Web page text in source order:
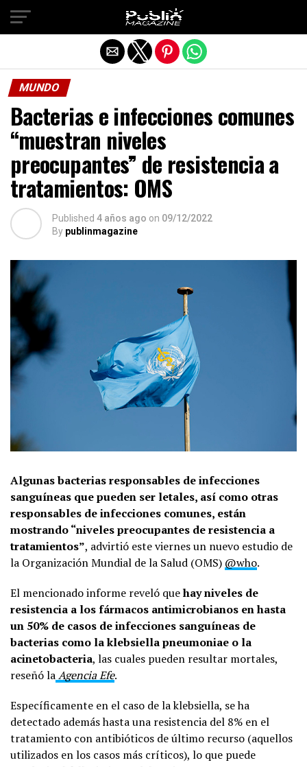
MUNDO
Bacterias e infecciones comunes
“muestran niveles
preocupantes” de resistencia a
tratamientos: OMS
Published 4 años ago on 09/12/2022
By publinmagazine
Algunas bacterias responsables de infecciones
sanguíneas que pueden ser letales, así como otras
responsables de infecciones comunes, están
mostrando “niveles preocupantes de resistencia a
tratamientos”, advirtió este viernes un nuevo estudio de
la Organización Mundial de la Salud (OMS) @who.
El mencionado informe reveló quehay niveles de
resistencia a los fármacos antimicrobianos en hasta
un 50% de casos de infecciones sanguíneas de
bacterias como la klebsiella pneumoniae o la
acinetobacteria, las cuales pueden resultar mortales,
reseñó laAgencia Efe.
Específicamente en el caso de la klebsiella, se ha
detectado además hasta una resistencia del 8% en el
tratamiento con antibióticos de último recurso (aquellos
utilizados en los casos más críticos), lo que puede
Salir de la versión móvil